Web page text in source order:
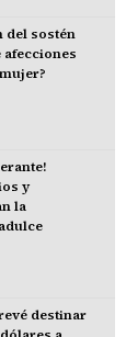
del sostén
y
la
destinar